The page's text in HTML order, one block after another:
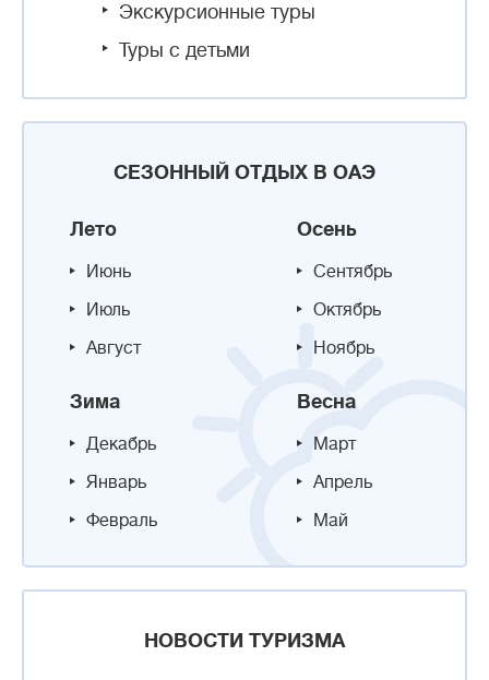
Экскурсионные туры
Туры с детьми
СЕЗОННЫЙ ОТДЫХ В ОАЭ
Лето
Июнь
Июль
Август
Осень
Сентябрь
Октябрь
Ноябрь
Зима
Декабрь
Январь
Февраль
Весна
Март
Апрель
Май
НОВОСТИ ТУРИЗМА